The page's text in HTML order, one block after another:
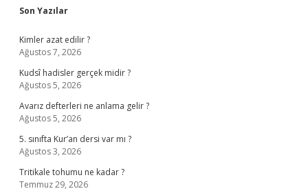
Sidebar
Son Yazılar
Kimler azat edilir ?
Ağustos 7, 2026
Kudsî hadisler gerçek midir ?
Ağustos 5, 2026
Avarız defterleri ne anlama gelir ?
Ağustos 5, 2026
5. sınıfta Kur’an dersi var mı ?
Ağustos 3, 2026
Tritikale tohumu ne kadar ?
Temmuz 29, 2026